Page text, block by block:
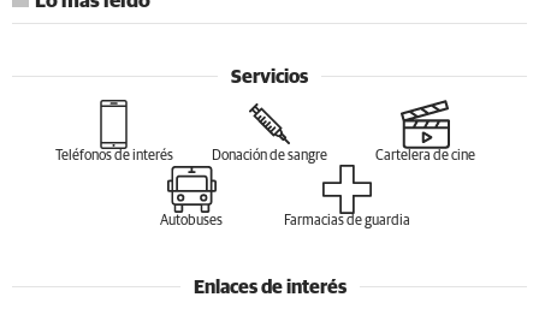
Servicios
Teléfonos de interés Donación de sangre Cartelera de cine
Autobuses Farmacias de guardia
Enlaces de interés